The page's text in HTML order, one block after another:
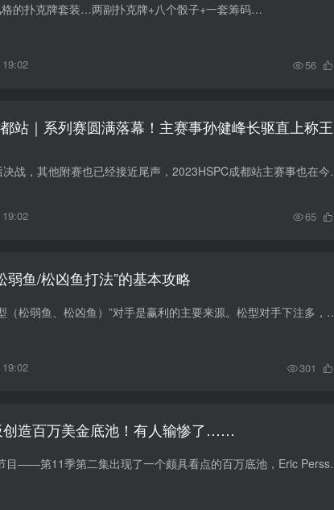
的扑克牌套装…两副扑克牌+八个骰子+一套筹码…
56
站｜系列赛圆满落幕！主赛事孙健峰长驱直上称王
主赛事进入决赛，也是最后决战，其
65
弱鱼/松凶鱼打法”的基本攻略
德州扑克老手都知道，“松型（松弱鱼、松凶鱼）”对手是赢利的主要来源。松型对
301
创造百万美金底池！有人输惨了……
周一晚间的《豪客牌局》节